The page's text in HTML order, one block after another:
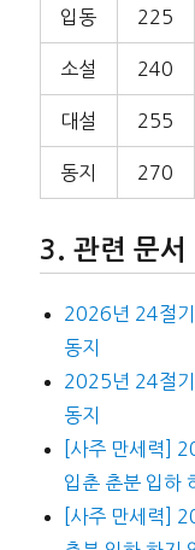
입동 225
소설 240
대설 255
동지 270
관련 문서
2026년 24절기
동지
2025년 24절기
동지
[사주 만세력]
입춘 춘분 입하
[사주 만세력]